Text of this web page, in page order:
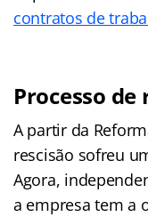
contratos de
Processo de
A partir da
rescisão sofreu
Agora,
a empresa tem a